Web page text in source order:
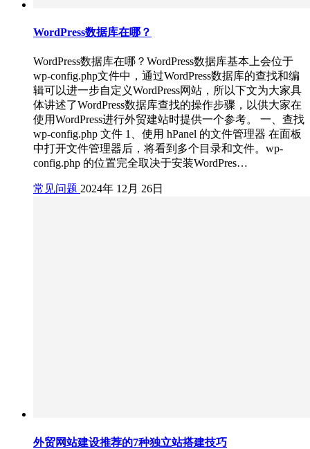
WordPress数据库在哪？
WordPress数据库在哪？WordPress数据库基本上会位于
wp-config.php文件中，通过WordPress数据库的查找和编
辑可以进一步自定义WordPress网站，所以下文为大家具
体讲述了WordPress数据库查找的操作步骤，以供大家在
使用WordPress进行外贸建站时提供一个参考。 一、查找
wp-config.php 文件 1、使用 hPanel 的文件管理器 在面板
中打开文件管理器后，将看到多个目录和文件。wp-
config.php 的位置完全取决于安装WordPres…
常见问题 2024年 12月 26日
外贸网站建设推荐的7种独立站搭建技巧